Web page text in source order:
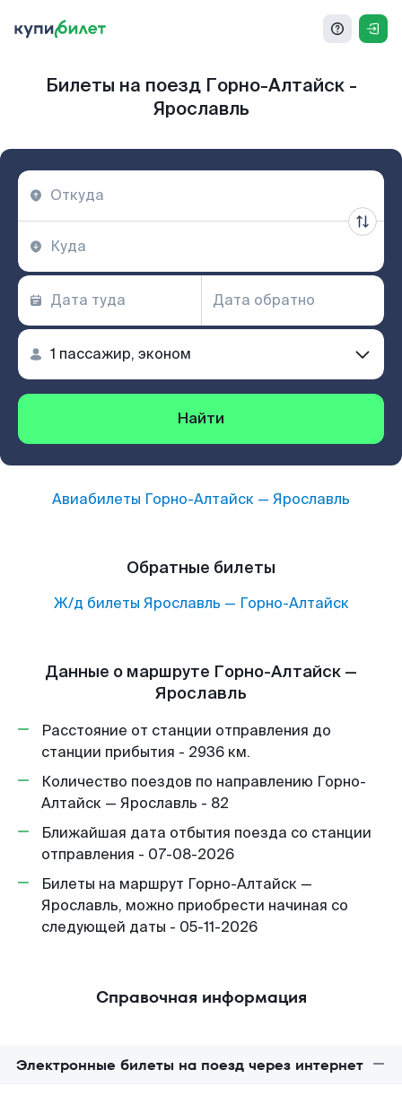
Билеты на поезд Горно-Алтайск -
Ярославль
Найти
Авиабилеты Горно-Алтайск — Ярославль
Обратные билеты
Ж/д билеты Ярославль — Горно-Алтайск
Данные о маршруте Горно-Алтайск —
Ярославль
Расстояние от станции отправления до
станции прибытия - 2936 км.
Количество поездов по направлению Горно-
Алтайск — Ярославль - 82
Ближайшая дата отбытия поезда со станции
отправления - 07-08-2026
Билеты на маршрут Горно-Алтайск —
Ярославль, можно приобрести начиная со
следующей даты - 05-11-2026
Справочная информация
Электронные билеты на поезд через интернет